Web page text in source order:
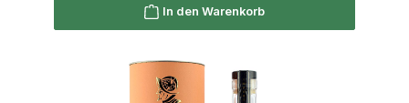
In den Warenkorb